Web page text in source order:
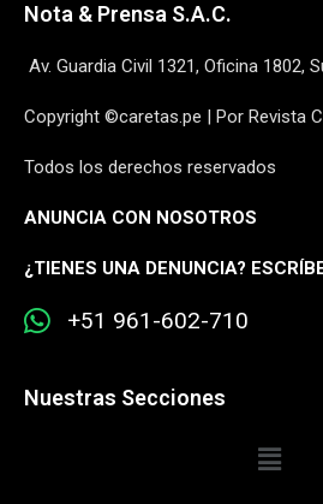
Nota & Prensa S.A.C.
Av. Guardia Civil 1321, Oficina 1802,
Copyright ©caretas.pe | Por Revista
Todos los derechos reservados
ANUNCIA CON NOSOTROS
¿TIENES UNA DENUNCIA?
+51 961-602-710
Nuestras Secciones